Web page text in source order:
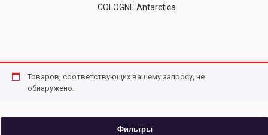
COLOGNE Antarctica
Товаров, соответствующих вашему запросу, не
обнаружено.
Фильтры